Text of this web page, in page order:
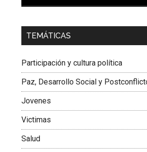
Dra. Carolina Corcho Mejía,
Latinoamericana Sur,
TEMÁTICAS
Participación y cultura política
Paz, Desarrollo Social y
Jovenes
Victimas
Salud